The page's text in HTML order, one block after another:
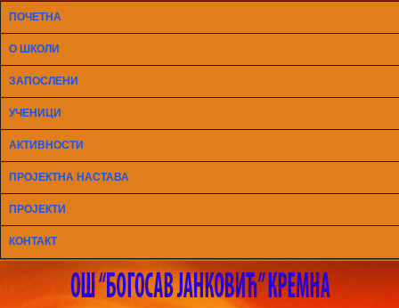
ПОЧЕТНА
О ШКОЛИ
ЗАПОСЛЕНИ
УЧЕНИЦИ
АКТИВНОСТИ
ПРОЈЕКТНА НАСТАВА
ПРОЈЕКТИ
КОНТАКТ